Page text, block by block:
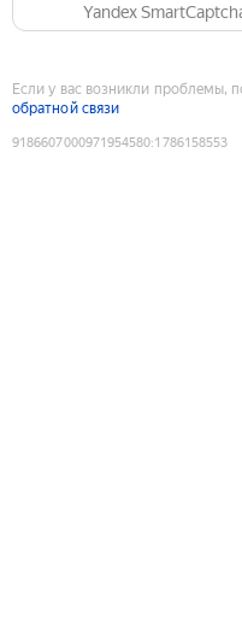
Yandex
Если у вас возникли проблемы,
обратной связи
9186607000971954580:1786158553